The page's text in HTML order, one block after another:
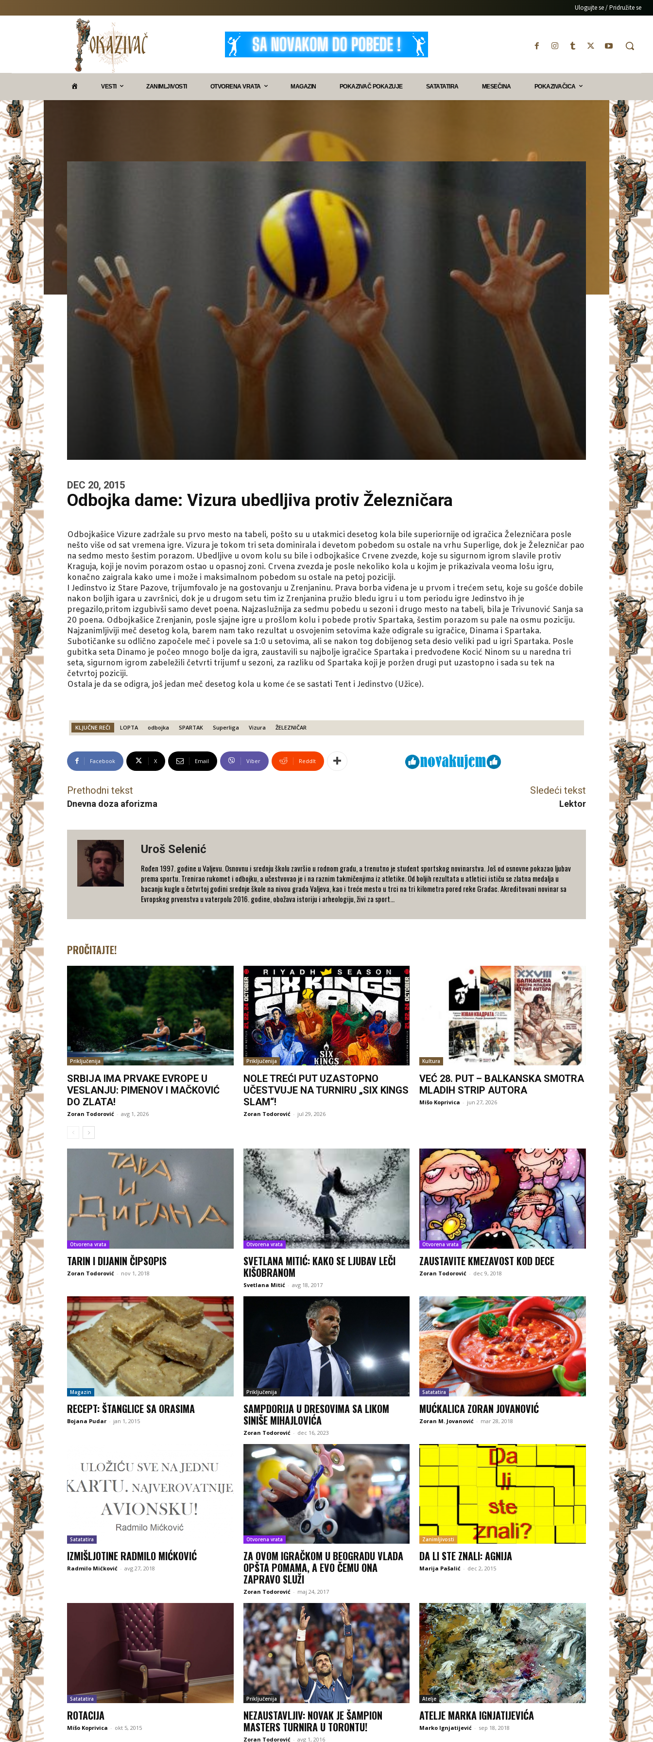
Ulogujte se / Pridružite se
VESTI ZANIMLJIVOSTI OTVORENA VRATA MAGAZIN POKAZIVAČ POKAZUJE SATATATIRA MESEČINA POKAZIVAČICA
DEC 20, 2015
Odbojka dame: Vizura ubedljiva protiv Železničara
Odbojkašice Vizure zadržale su prvo mesto na tabeli, pošto su u utakmici desetog kola bile superiornije od igračica Železničara posle
nešto više od sat vremena igre. Vizura je tokom tri seta dominirala i devetom pobedom su ostale na vrhu Superlige, dok je Železničar pao
na sedmo mesto šestim porazom. Ubedljive u ovom kolu su bile i odbojkašice Crvene zvezde, koje su sigurnom igrom slavile protiv
Kraguja, koji je novim porazom ostao u opasnoj zoni. Crvena zvezda je posle nekoliko kola u kojim je prikazivala veoma lošu igru,
konačno zaigrala kako ume i može i maksimalnom pobedom su ostale na petoj poziciji.
I Jedinstvo iz Stare Pazove, trijumfovalo je na gostovanju u Zrenjaninu. Prava borba viđena je u prvom i trećem setu, koje su gošće dobile
nakon boljih igara u završnici, dok je u drugom setu tim iz Zrenjanina pružio bledu igru i u tom periodu igre Jedinstvo ih je
pregazilo,pritom izgubivši samo devet poena. Najzaslužnija za sedmu pobedu u sezoni i drugo mesto na tabeli, bila je Trivunović Sanja sa
20 poena. Odbojkašice Zrenjanin, posle sjajne igre u prošlom kolu i pobede protiv Spartaka, šestim porazom su pale na osmu poziciju.
Najzanimljiviji meč desetog kola, barem nam tako rezultat u osvojenim setovima kaže odigrale su igračice, Dinama i Spartaka.
Subotičanke su odlično započele meč i povele sa 1:0 u setovima, ali se nakon tog dobijenog seta desio veliki pad u igri Spartaka. Posle
gubitka seta Dinamo je počeo mnogo bolje da igra, zaustavili su najbolje igračice Spartaka i predvođene Kocić Ninom su u naredna tri
seta, sigurnom igrom zabeležili četvrti trijumf u sezoni, za razliku od Spartaka koji je poržen drugi put uzastopno i sada su tek na
četvrtoj poziciji.
Ostala je da se odigra, još jedan meč desetog kola u kome će se sastati Tent i Jedinstvo (Užice).
KLJUČNE REČI LOPTA odbojka SPARTAK Superliga Vizura ŽELEZNIČAR
Facebook X Email Viber ReddIt
Prethodni tekst
Dnevna doza aforizma
Sledeći tekst
Lektor
Uroš Selenić
Rođen 1997. godine u Valjevu. Osnovnu i srednju školu završio u rodnom gradu, a trenutno je student sportskog novinarstva. Još od osnovne pokazao ljubav
prema sportu. Trenirao rukomet i odbojku, a učestvovao je i na raznim takmičenjima iz atletike. Od boljih rezultata u atletici ističu se zlatna medalja u
bacanju kugle u četvrtoj godini srednje škole na nivou grada Valjeva, kao i treće mesto u trci na tri kilometra pored reke Gradac. Akreditovani novinar sa
Evropskog prvenstva u vaterpolu 2016. godine, obožava istoriju i arheologiju, živi za sport...
PROČITAJTE!
Priključenija
SRBIJA IMA PRVAKE EVROPE U
VESLANJU: PIMENOV I MAČKOVIĆ
DO ZLATA!
Zoran Todorović - avg 1, 2026
Priključenija
NOLE TREĆI PUT UZASTOPNO
UČESTVUJE NA TURNIRU „SIX KINGS
SLAM“!
Zoran Todorović - jul 29, 2026
Kultura
VEĆ 28. PUT – BALKANSKA SMOTRA
MLADIH STRIP AUTORA
Mišo Koprivica - jun 27, 2026
Otvorena vrata
TARIN I DIJANIN ČIPSOPIS
Zoran Todorović - nov 1, 2018
Otvorena vrata
SVETLANA MITIĆ: KAKO SE LJUBAV LEČI
KIŠOBRANOM
Svetlana Mitić - avg 18, 2017
Otvorena vrata
ZAUSTAVITE KMEZAVOST KOD DECE
Zoran Todorović - dec 9, 2018
Magazin
RECEPT: ŠTANGLICE SA ORASIMA
Bojana Pudar - jan 1, 2015
Priključenija
SAMPDORIJA U DRESOVIMA SA LIKOM
SINIŠE MIHAJLOVIĆA
Zoran Todorović - dec 16, 2023
Satatatira
MUĆKALICA ZORAN JOVANOVIĆ
Zoran M. Jovanović - mar 28, 2018
Satatatira
IZMIŠLJOTINE RADMILO MIĆKOVIĆ
Radmilo Mićković - avg 27, 2018
Otvorena vrata
ZA OVOM IGRAČKOM U BEOGRADU VLADA
OPŠTA POMAMA, A EVO ČEMU ONA
ZAPRAVO SLUŽI
Zoran Todorović - maj 24, 2017
Zanimljivosti
DA LI STE ZNALI: AGNIJA
Marija Pašalić - dec 2, 2015
Satatatira
ROTACIJA
Mišo Koprivica - okt 5, 2015
Priključenija
NEZAUSTAVLJIV: NOVAK JE ŠAMPION
MASTERS TURNIRA U TORONTU!
Zoran Todorović - avg 1, 2016
Atelje
ATELJE MARKA IGNJATIJEVIĆA
Marko Ignjatijević - sep 18, 2018